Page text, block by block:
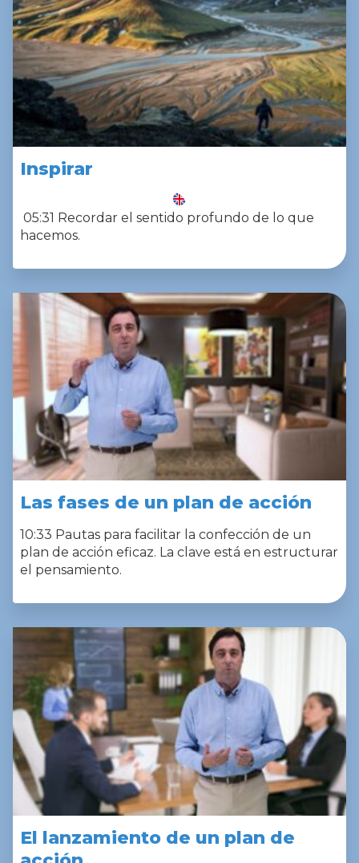
Inspirar
05:31 Recordar el sentido profundo de lo que
hacemos.
Las fases de un plan de acción
10:33 Pautas para facilitar la confección de un
plan de acción eficaz. La clave está en estructurar
el pensamiento.
El lanzamiento de un plan de